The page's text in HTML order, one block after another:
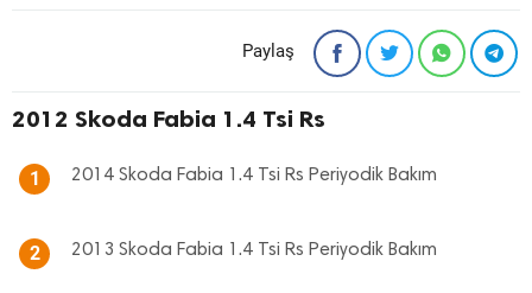
Paylaş
2012 Skoda Fabia 1.4 Tsi Rs
1 2014 Skoda Fabia 1.4 Tsi Rs Periyodik Bakım
2 2013 Skoda Fabia 1.4 Tsi Rs Periyodik Bakım